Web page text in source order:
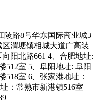
陵路8号华东国际商业城3
渭塘镇相城大道广高装
阳北路661 4、合肥地址:
512室 5、阜阳地址: 阜阳
室 6、张家港地址：
：常熟市新港镇516室